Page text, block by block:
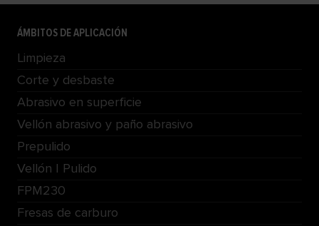
ÁMBITOS DE APLICACIÓN
Limpieza
Corte y desbaste
Abrasivo en superficie
Vellón abrasivo y paño abrasivo
Prepulido
Vellón | Pulido
FPM230
Fresas de carburo